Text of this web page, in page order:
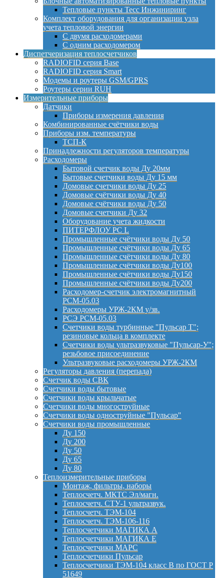
Тепловые пункты Тесс Инжиниринг
Комплект оборудования для организации узла
учета тепловой энергии
С двумя расходомерами
С одним расходомером
Диспетчеризация теплосчетчиков
RADIOFID серия Base
RADIOFID серия Smart
Модемы и роутеры GSM/GPRS
Роутеры серии RUH
Измерительные приборы
Датчики
Приборы измерения давления
Комбинированные счётчики воды
Приборы изм. температуры
ТСП-К
Принадлежности регуляторов температуры
Расходомеры
Бытовой счетчик воды Ду 20мм
Бытовые счетчики воды Ду 15 мм
Домовые счетчики воды Ду 25
Домовые счётчики воды Ду 40
Домовые счётчики воды Ду 50
Домовые счетчики Ду 32
Оборудование учета жидкости
ПИТЕРФЛОУ РС L
Промышленные счётчики воды Ду 50
Промышленные счётчики воды Ду 65
Промышленные счётчики воды Ду 80
Промышленные счётчики воды Ду100
Промышленные счётчики воды Ду150
Промышленные счётчики воды Ду200
Расходомер-счетчик электромагнитный
РСМ-05.03
Расходомеры УРЖ-2КМ у/зв.
РСЭ РСМ-05.03
Счетчики воды турбинные "Пульсар Т";
резиновые кольца в комплекте
Счетчики воды ультразвуковые "Пульсар-У";
резьбовое присоединение
Ультразвуковые расходомеры УРЖ-2КМ
Регуляторы давления (перепада)
Счетчик воды СВК
Счетчики воды бытовые
Счетчики воды крыльчатые
Счетчики воды многоструйные
Счетчики воды одноструйные "Пульсар"
Счетчики воды промышленные
Ду 150
Ду 200
Ду 50
Ду 65
Ду 80
Теплоизмерительные приборы
Монтаж, фильтры, наборы
Теплосчетч. МКТС Эл/магн.
Теплосчетч. СТУ-1 ультразвук.
Теплосчетч. ТЭМ-104
Теплосчетч. ТЭМ-106-116
Теплосчетчики МАГИКА А
Теплосчетчики МАГИКА Е
Теплосчетчики МАРС
Теплосчетчики Пульсар
Теплосчетчики ТЭМ-104 класс B по ГОСТ Р
51649